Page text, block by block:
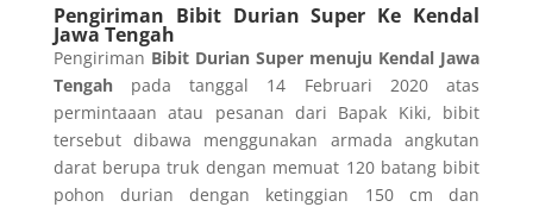
Pengiriman Bibit Durian Super Ke Kendal
Jawa Tengah
Pengiriman Bibit Durian Super menuju Kendal Jawa
Tengahpada tanggal 14 Februari 2020 atas
permintaaan atau pesanan dari Bapak Kiki, bibit
tersebut dibawa menggunakan armada angkutan
darat berupa truk dengan memuat 120 batang bibit
pohon durian dengan ketinggian 150 cm dan